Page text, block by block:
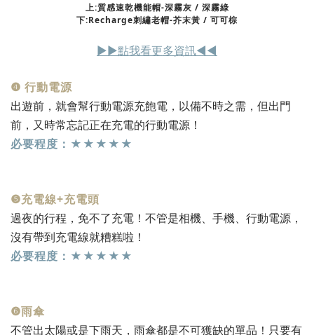
上:質感速乾機能帽-深霧灰 / 深霧綠
下:Recharge刺繡老帽-芥末黃 / 可可棕
▶︎▶︎點我看更多資訊◀︎◀︎
❹ 行動電源
出遊前，就會幫行動電源充飽電，以備不時之需，但出門
前，又時常忘記正在充電的行動電源！
必要程度：★★★★★
❺充電線+充電頭
過夜的行程，免不了充電！不管是相機、手機、行動電源，
沒有帶到充電線就糟糕啦！
必要程度：★★★★★
❻雨傘
不管出太陽或是下雨天，雨傘都是不可獲缺的單品！只要有